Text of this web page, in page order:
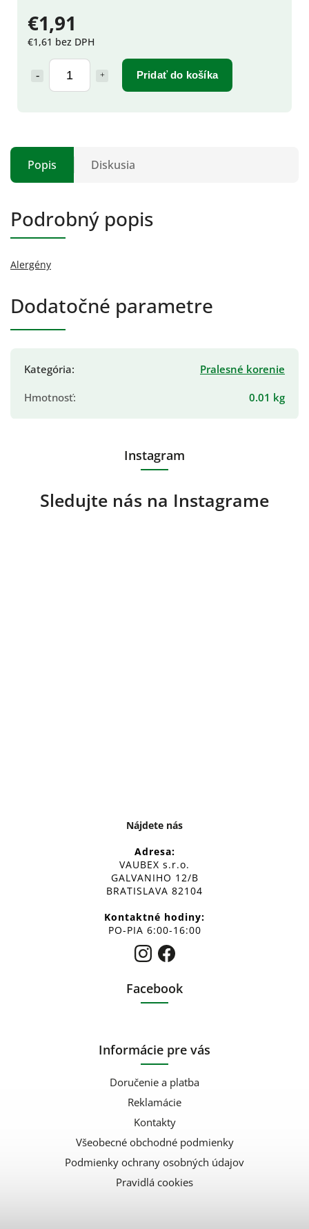
€1,91
€1,61 bez DPH
Pridať do košíka
Popis Diskusia
Podrobný popis
Alergény
Dodatočné parametre
Kategória:
Pralesné korenie
Hmotnosť: 0.01 kg
Instagram
Sledujte nás na Instagrame
Nájdete nás
Adresa:
VAUBEX s.r.o.
GALVANIHO 12/B
BRATISLAVA 82104
Kontaktné hodiny:
PO-PIA 6:00-16:00
Facebook
Informácie pre vás
Doručenie a platba
Reklamácie
Kontakty
Všeobecné obchodné podmienky
Podmienky ochrany osobných údajov
Pravidlá cookies